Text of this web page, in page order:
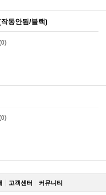
동안됨/블랙)
고객센터 커뮤니티